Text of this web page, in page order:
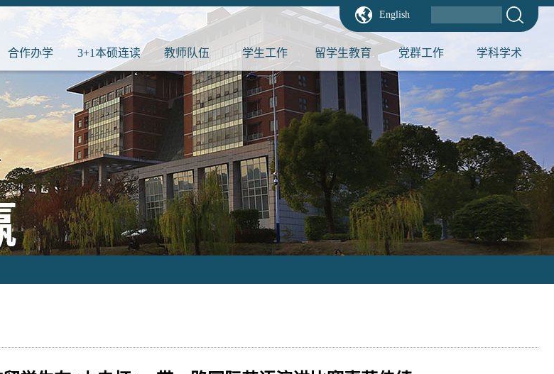
English
合作办学 3+1本硕连读 教师队伍 学生工作 留学生教育 党群工作 学科学术